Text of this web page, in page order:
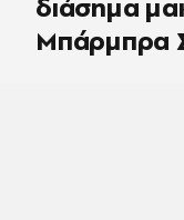
διάσημα
Μπάρμπρα